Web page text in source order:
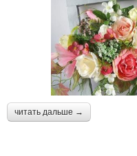
читать дальше →